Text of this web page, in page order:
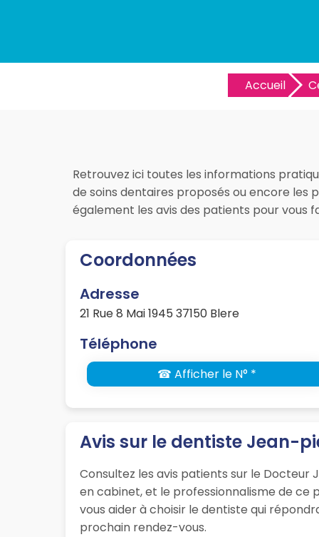
Accueil
Retrouvez ici toutes les informations
de soins dentaires proposés ou encore les
également les avis des patients pour vous
Coordonnées
Adresse
21 Rue 8 Mai 1945 37150 Blere
Téléphone
☎ Afficher le N° *
Avis sur le dentiste Jean-
Consultez les avis patients sur le Docteur
en cabinet, et le professionnalisme de
vous aider à choisir le dentiste qui
prochain rendez-vous.